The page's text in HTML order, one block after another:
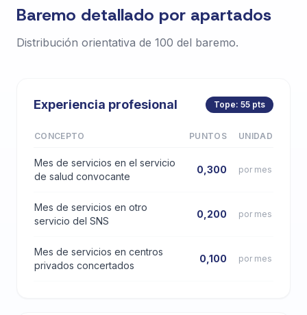
Baremo detallado por apartados
Distribución orientativa de 100 del baremo.
Experiencia profesional Tope: 55 pts
CONCEPTO PUNTOS UNIDAD
Mes de servicios en el servicio
de salud convocante
0,300 por mes
Mes de servicios en otro
servicio del SNS
0,200 por mes
Mes de servicios en centros
privados concertados
0,100 por mes